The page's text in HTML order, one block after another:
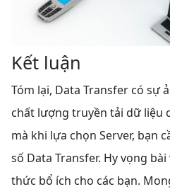
Kết luận
Tóm lại, Data Transfer có sự
chất lượng truyền tải dữ liệu
mà khi lựa chọn Server, bạn
số Data Transfer. Hy vọng
thức bổ ích cho các bạn.